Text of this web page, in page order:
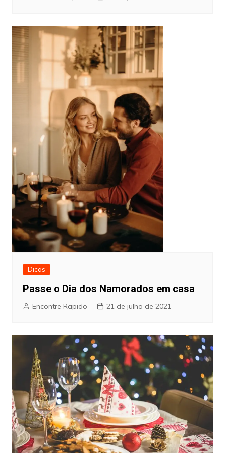
Dicas
Passe o Dia dos Namorados em casa
Encontre Rapido 21 de julho de 2021